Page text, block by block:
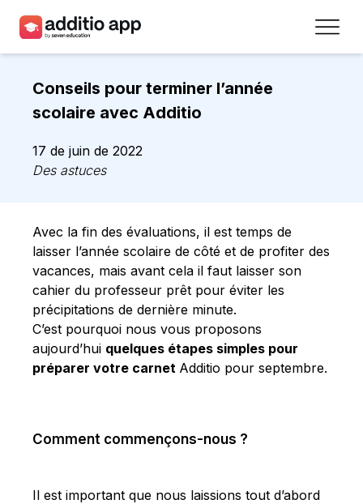
Établissements
Ressources
Prix
Accéder
Inscrivez-vous
Contact
Français
Conseils pour terminer l’année
scolaire avec Additio
17 de juin de 2022
Des astuces
Avec la fin des évaluations, il est temps de
laisser l’année scolaire de côté et de profiter des
vacances, mais avant cela il faut laisser son
cahier du professeur prêt pour éviter les
précipitations de dernière minute.
C’est pourquoi nous vous proposons
aujourd’hui quelques étapes simples pour
préparer votre carnet Additio pour septembre.
Comment commençons-nous ?
Il est important que nous laissions tout d’abord